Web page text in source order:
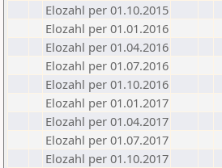
Elozahl per 01.10.2015
Elozahl per 01.01.2016
Elozahl per 01.04.2016
Elozahl per 01.07.2016
Elozahl per 01.10.2016
Elozahl per 01.01.2017
Elozahl per 01.04.2017
Elozahl per 01.07.2017
Elozahl per 01.10.2017